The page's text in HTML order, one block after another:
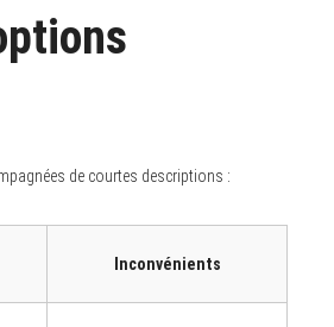
de courtes descriptions :
Inconvénients